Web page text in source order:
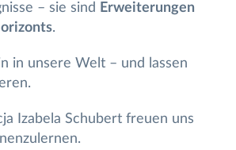
– sie sind
Erweiterungen
.
in unsere Welt – und lassen
Izabela Schubert freuen uns